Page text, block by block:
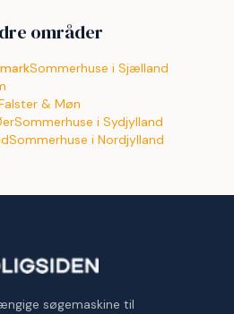
områder
Sommerhuse i Sjælland
& Møn
Sommerhuse i Sydjylland
Sommerhuse i Nordjylland
søgemaskine til